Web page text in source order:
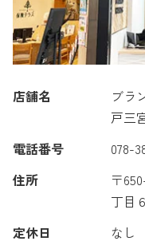
店舗名
ブラ
戸三
電話番号
078-
住所
〒
丁目
定休日
なし